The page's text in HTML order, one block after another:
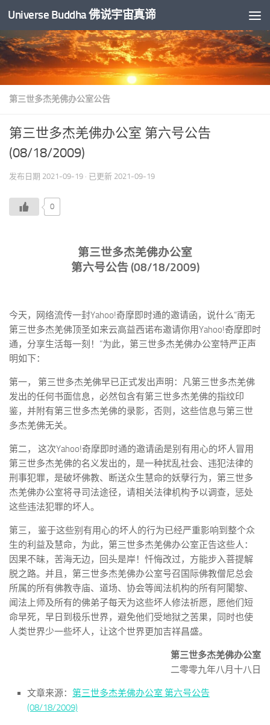
跳至内容
Universe Buddha 佛说宇宙真谛
第三世多杰羌佛办公室公告
第三世多杰羌佛办公室 第六号公告
(08/18/2009)
发布日期 2021-09-19 · 已更新 2021-09-19
0
第三世多杰羌佛办公室
第六号公告 (08/18/2009)
今天，网络流传一封Yahoo!奇摩即时通的邀请函，说什么“南无
第三世多杰羌佛顶圣如来云高益西诺布邀请你用Yahoo!奇摩即时
通，分享生活每一刻！”为此，第三世多杰羌佛办公室特严正声
明如下：
第一， 第三世多杰羌佛早已正式发出声明：凡第三世多杰羌佛
发出的任何书面信息，必然包含有第三世多杰羌佛的指纹印
鉴，并附有第三世多杰羌佛的录影，否则，这些信息与第三世
多杰羌佛无关。
第二， 这次Yahoo!奇摩即时通的邀请函是别有用心的坏人冒用
第三世多杰羌佛的名义发出的，是一种扰乱社会、违犯法律的
刑事犯罪，是破坏佛教、断送众生慧命的妖孽行为，第三世多
杰羌佛办公室将寻司法途径，请相关法律机构予以调查，惩处
这些违法犯罪的坏人。
第三， 鉴于这些别有用心的坏人的行为已经严重影响到整个众
生的利益及慧命，为此，第三世多杰羌佛办公室正告这些人：
因果不昧，苦海无边，回头是岸！忏悔改过，方能步入菩提解
脱之路。并且，第三世多杰羌佛办公室号召国际佛教僧尼总会
所属的所有佛教寺庙、道场、协会等闻法机构的所有阿闍黎、
闻法上师及所有的佛弟子每天为这些坏人修法祈愿，愿他们短
命早死，早日到极乐世界，避免他们受地狱之苦果，同时也使
人类世界少一些坏人，让这个世界更加吉祥昌盛。
第三世多杰羌佛办公室
二零零九年八月十八日
文章来源： 第三世多杰羌佛办公室 第六号公告
(08/18/2009)